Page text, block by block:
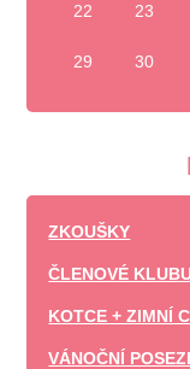
22 23
29 30
ZKOUŠKY
ČLENOVÉ
KOTCE + ZIMNÍ
VÁNOČNÍ